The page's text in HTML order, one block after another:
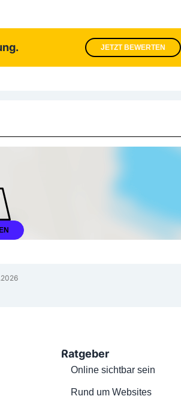
JETZT BEWERTEN
Ratgeber
Online sichtbar sein
Rund um Websites